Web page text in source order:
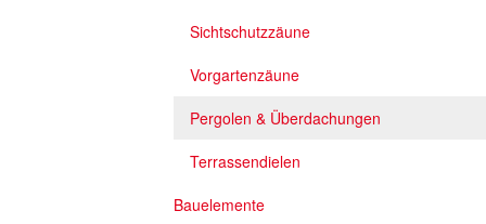
Sichtschutzzäune
Vorgartenzäune
Pergolen & Überdachungen
Terrassendielen
Bauelemente